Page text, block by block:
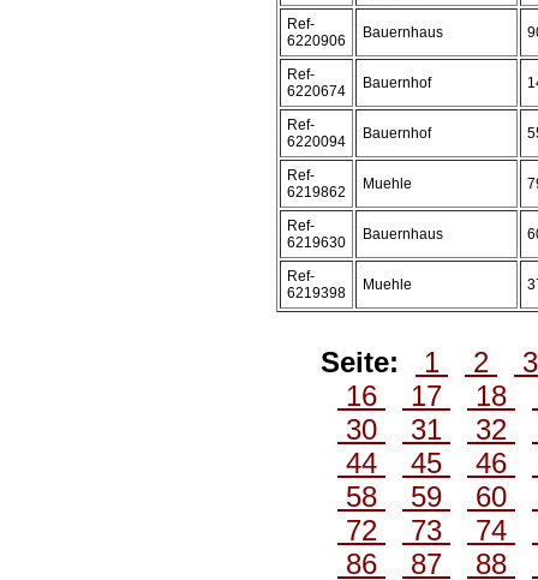
Ref-
6220906
Bauernhaus
Ref-
6220674
Bauernhof
Ref-
6220094
Bauernhof
Ref-
6219862
Muehle
Ref-
6219630
Bauernhaus
Ref-
6219398
Muehle
Seite: 1 2
16
17 18
30
31 32
44
45 46
58
59 60
72
73 74
86
87 88